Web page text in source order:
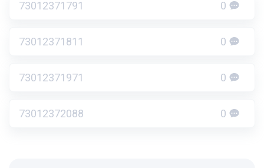
73012371791 0
73012371811 0
73012371971 0
73012372088 0